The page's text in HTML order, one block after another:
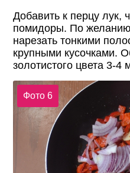
Добавить к перцу лук,
помидоры. По
нарезать тонкими
крупными кусочками.
золотистого цвета 3-4
Фото 6